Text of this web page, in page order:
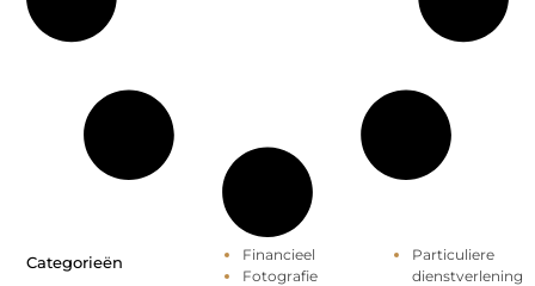
Categorieën
Financieel
Fotografie
Particuliere
dienstverlening